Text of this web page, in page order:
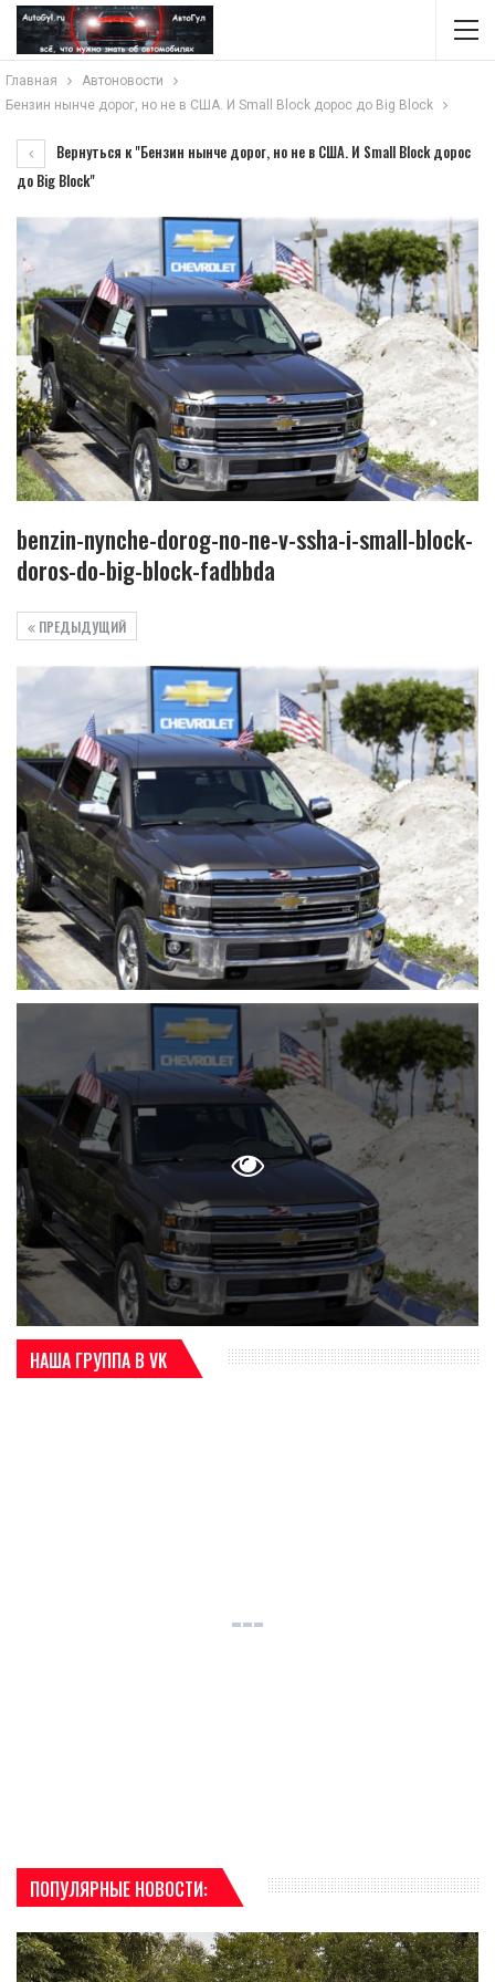
Главная
Автоновости
Бензин нынче дорог, но не в США. И Small Block дорос до Big Block
Вернуться к "Бензин нынче дорог, но не в США. И Small Block дорос
до Big Block"
benzin-nynche-dorog-no-ne-v-ssha-i-small-block-
doros-do-big-block-fadbbda
ПРЕДЫДУЩИЙ
НАША ГРУППА В VK
ПОПУЛЯРНЫЕ НОВОСТИ: